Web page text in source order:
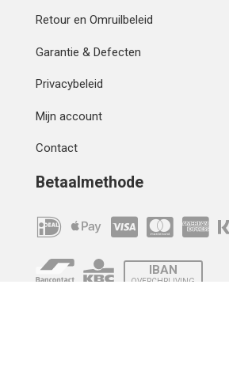
Retour en Omruilbeleid
Garantie & Defecten
Privacybeleid
Mijn account
Contact
Betaalmethode
IBAN
OVERCHRIJVING